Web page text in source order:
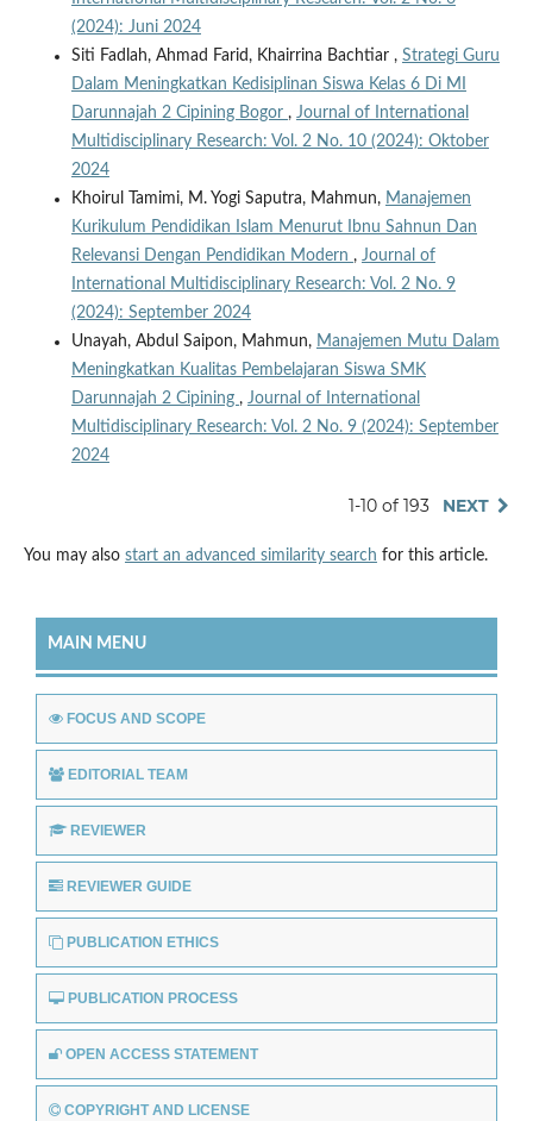
(2024): Juni 2024
Siti Fadlah, Ahmad Farid, Khairrina Bachtiar , Strategi Guru
Dalam Meningkatkan Kedisiplinan Siswa Kelas 6 Di MI
Darunnajah 2 Cipining Bogor , Journal of International
Multidisciplinary Research: Vol. 2 No. 10 (2024): Oktober
2024
Khoirul Tamimi, M. Yogi Saputra, Mahmun, Manajemen
Kurikulum Pendidikan Islam Menurut Ibnu Sahnun Dan
Relevansi Dengan Pendidikan Modern , Journal of
International Multidisciplinary Research: Vol. 2 No. 9
(2024): September 2024
Unayah, Abdul Saipon, Mahmun, Manajemen Mutu Dalam
Meningkatkan Kualitas Pembelajaran Siswa SMK
Darunnajah 2 Cipining , Journal of International
Multidisciplinary Research: Vol. 2 No. 9 (2024): September
2024
1-10 of 193 NEXT
You may also start an advanced similarity search for this article.
MAIN MENU
FOCUS AND SCOPE
EDITORIAL TEAM
REVIEWER
REVIEWER GUIDE
PUBLICATION ETHICS
PUBLICATION PROCESS
OPEN ACCESS STATEMENT
COPYRIGHT AND LICENSE